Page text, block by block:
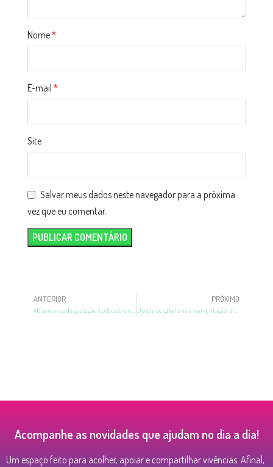
Nome*
E-mail *
Site
Salvar meus dados neste navegador para a próxima
vez que eu comentar.
ANTERIOR
40 semanas de gestação: tudo sobre o bebê antes do parto
PRÓXIMO
Queda de cabelo na amamentação: principais causas e tratamentos
Acompanhe as novidades que ajudam no dia a dia!
Um espaço feito para acolher, apoiar e compartilhar vivências. Afinal,